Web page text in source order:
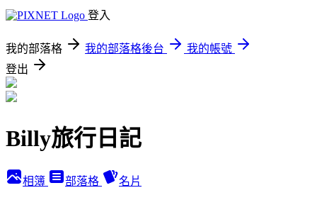
登入
我的部落格 我的部落格後台
我的帳號
登出
Billy旅行日記
相簿 部落格 名片